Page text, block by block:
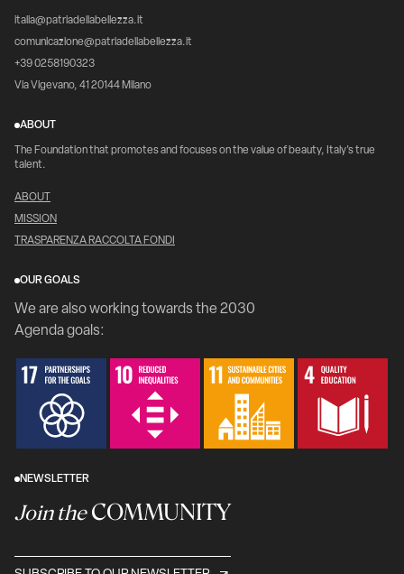
italia@patriadellabellezza.it
comunicazione@patriadellabellezza.it
+39 0258190323
Via Vigevano, 41 20144 Milano
ABOUT
The Foundation that promotes and focuses on the value of beauty, Italy's true
talent.
ABOUT
MISSION
TRASPARENZA RACCOLTA FONDI
OUR GOALS
We are also working towards the 2030
Agenda goals:
NEWSLETTER
Join theCOMMUNITY